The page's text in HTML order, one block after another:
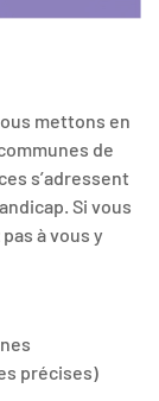
mettons en
de
s’adressent
Si vous
à vous y
précises)